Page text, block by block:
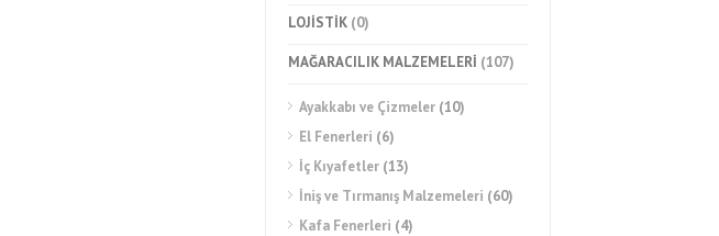
LOJİSTİK (0)
MAĞARACILIK MALZEMELERİ (107)
Ayakkabı ve Çizmeler (10)
El Fenerleri (6)
İç Kıyafetler (13)
İniş ve Tırmanış Malzemeleri (60)
Kafa Fenerleri (4)